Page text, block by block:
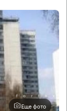
Еще фото